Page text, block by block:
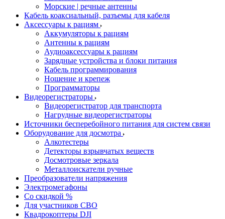
Морские | речные антенны
Кабель коаксиальный, разъемы для кабеля
Аксессуары к рациям
Аккумуляторы к рациям
Антенны к рациям
Аудиоаксессуары к рациям
Зарядные устройства и блоки питания
Кабель программирования
Ношение и крепеж
Программаторы
Видеорегистраторы
Видеорегистратор для транспорта
Нагрудные видеорегистраторы
Источники бесперебойного питания для систем связи
Оборудование для досмотра
Алкотестеры
Детекторы взрывчатых веществ
Досмотровые зеркала
Металлоискатели ручные
Преобразователи напряжения
Электромегафоны
Со скидкой %
Для участников СВО
Квадрокоптеры DJI